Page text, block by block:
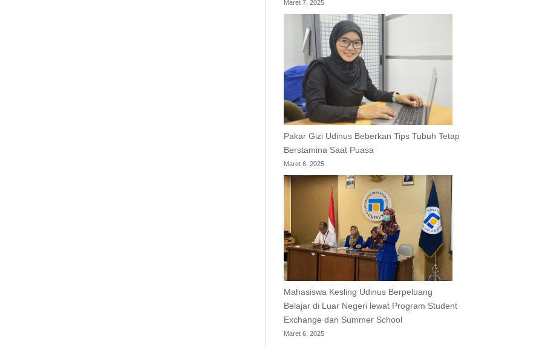
Maret 7, 2025
Pakar Gizi Udinus Beberkan Tips Tubuh Tetap
Berstamina Saat Puasa
Maret 6, 2025
Mahasiswa Kesling Udinus Berpeluang
Belajar di Luar Negeri lewat Program Student
Exchange dan Summer School
Maret 6, 2025